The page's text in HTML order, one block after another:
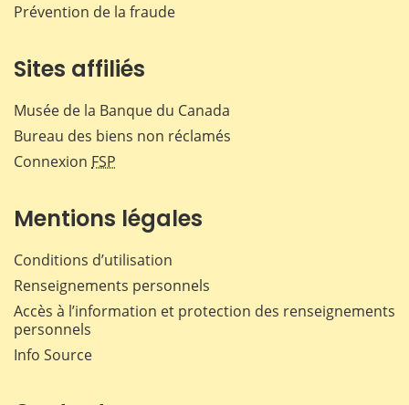
Prévention de la fraude
Sites affiliés
Musée de la Banque du Canada
Bureau des biens non réclamés
Connexion FSP
Mentions légales
Conditions d’utilisation
Renseignements personnels
Accès à l’information et protection des renseignements
personnels
Info Source